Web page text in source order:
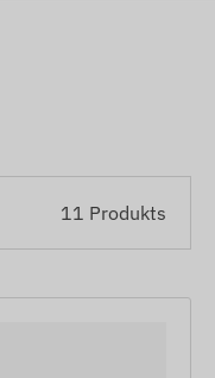
11 Produkts